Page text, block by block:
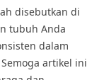
disebutkan di
tubuh Anda
dalam
artikel ini